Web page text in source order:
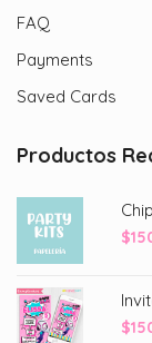
FAQ
Payments
Saved Cards
Productos
$
$